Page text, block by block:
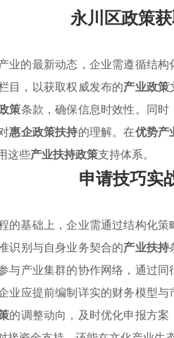
永川区政策
业的最新动态，企业需遵循结
目，以获取权威发布的产业政策
策条款，确保信息时效性。同
惠企政策扶持的理解。在优势产
这些产业扶持政策支持体系。
申请技巧实
的基础上，企业需通过结构化
识别与自身业务契合的产业扶持
与产业集群的协作网络，通过
业应提前编制详实的财务模型
的调整动向，及时优化申报方